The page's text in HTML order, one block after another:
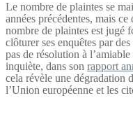
Le nombre de plaintes se
années précédentes, mais
nombre de plaintes est jugé
clôturer ses enquêtes par
pas de résolution à
inquiète, dans sonrapport
cela révèle une dégradation
l’Union européenne et les